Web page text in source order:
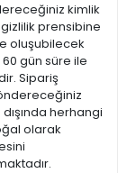
kimlik
prensibine
oluşubilecek
gün süre ile
Sipariş
herhangi
olarak